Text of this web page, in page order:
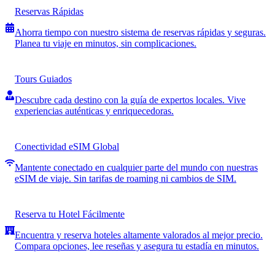
Reservas Rápidas
Ahorra tiempo con nuestro sistema de reservas rápidas y seguras.
Planea tu viaje en minutos, sin complicaciones.
Tours Guiados
Descubre cada destino con la guía de expertos locales. Vive
experiencias auténticas y enriquecedoras.
Conectividad eSIM Global
Mantente conectado en cualquier parte del mundo con nuestras
eSIM de viaje. Sin tarifas de roaming ni cambios de SIM.
Reserva tu Hotel Fácilmente
Encuentra y reserva hoteles altamente valorados al mejor precio.
Compara opciones, lee reseñas y asegura tu estadía en minutos.